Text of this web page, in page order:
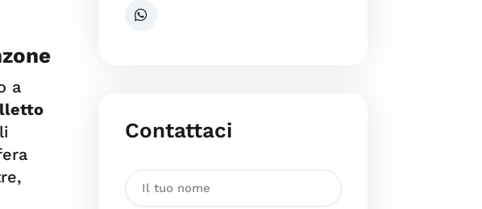
a
Contattaci